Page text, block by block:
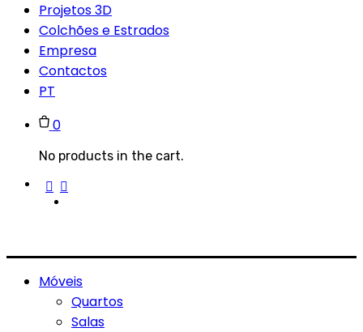
Projetos 3D
Colchões e Estrados
Empresa
Contactos
PT
0
No products in the cart.
Móveis
Quartos
Salas